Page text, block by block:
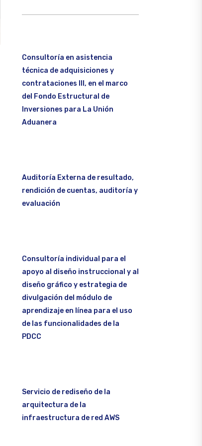
Consultoría en asistencia
técnica de adquisiciones y
contrataciones III, en el marco
del Fondo Estructural de
Inversiones para La Unión
Aduanera
Auditoría Externa de resultado,
rendición de cuentas, auditoría y
evaluación
Consultoría individual para el
apoyo al diseño instruccional y al
diseño gráfico y estrategia de
divulgación del módulo de
aprendizaje en línea para el uso
de las funcionalidades de la
PDCC
Servicio de rediseño de la
arquitectura de la
infraestructura de red AWS